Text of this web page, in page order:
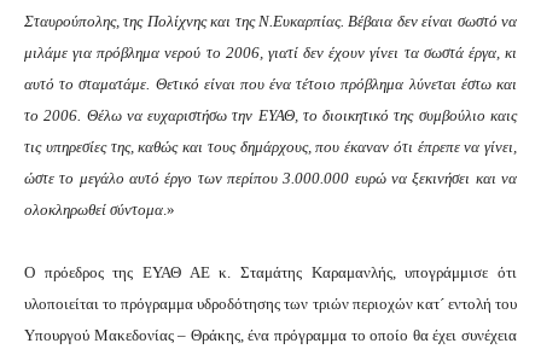
Σταυρούπολης, της Πολίχνης και της Ν.Ευκαρπίας. Βέβαια δεν είναι σωστό να
μιλάμε για πρόβλημα νερού το 2006, γιατί δεν έχουν γίνει τα σωστά έργα, κι
αυτό το σταματάμε. Θετικό είναι που ένα τέτοιο πρόβλημα λύνεται έστω και
το 2006. Θέλω να ευχαριστήσω την ΕΥΑΘ, το διοικητικό της συμβούλιο καις
τις υπηρεσίες της, καθώς και τους δημάρχους, που έκαναν ότι έπρεπε να γίνει,
ώστε το μεγάλο αυτό έργο των περίπου 3.000.000 ευρώ να ξεκινήσει και να
ολοκληρωθεί σύντομα .»
Ο πρόεδρος της ΕΥΑΘ ΑΕ κ. Σταμάτης Καραμανλής, υπογράμμισε ότι
υλοποιείται το πρόγραμμα υδροδότησης των τριών περιοχών κατ´ εντολή του
Υπουργού Μακεδονίας – Θράκης, ένα πρόγραμμα το οποίο θα έχει συνέχεια